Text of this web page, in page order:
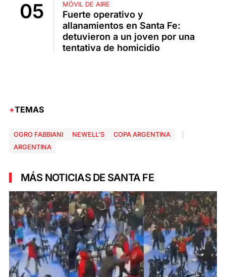
MÓVIL DE AIRE
Fuerte operativo y
allanamientos en Santa Fe:
detuvieron a un joven por una
tentativa de homicidio
TEMAS
OGRO FABBIANI NEWELL'S
COPA ARGENTINA
ARGENTINA
MÁS NOTICIAS DE SANTA FE